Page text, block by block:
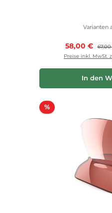
Varianten
58,00 €
Preise inkl. MwSt.
In den
%Rabatt